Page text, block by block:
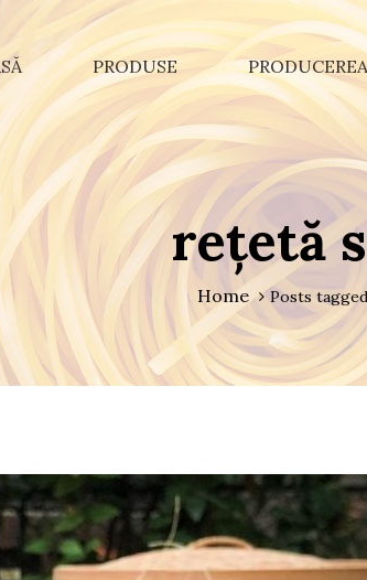
PRODUSE PRODUCEREA
rețetă
Home Posts